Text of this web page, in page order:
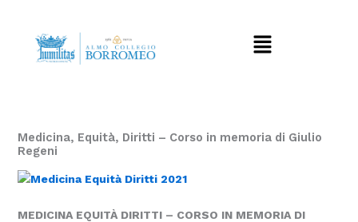
contenuto
Menu
Medicina, Equità, Diritti – Corso in memoria di Giulio
Regeni
MEDICINA EQUITÀ DIRITTI – CORSO IN MEMORIA DI